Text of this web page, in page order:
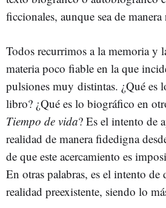
ficcionales, aunque sea de
Todos recurrimos a la memoria y
materia poco fiable en la que
pulsiones muy distintas. ¿Qué es
libro? ¿Qué es lo biográfico en
Tiempo de vida? Es el intento de
realidad de manera fidedigna
de que este acercamiento es
En otras palabras, es el intento de
realidad preexistente, siendo lo